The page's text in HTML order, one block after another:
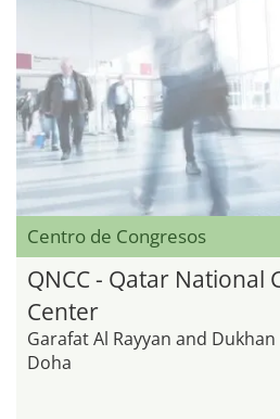
Centro de Congresos
QNCC - Qatar National
Center
Garafat Al Rayyan and Dukhan
Doha